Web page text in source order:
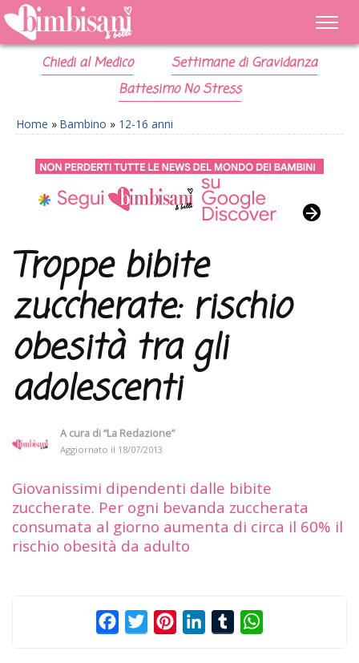
Chiedi al Medico
Settimane di Gravidanza
Battesimo No Stress
Home » Bambino » 12-16 anni
Troppe bibite
zuccherate: rischio
obesità tra gli
adolescenti
A cura di“La Redazione”
Aggiornato il 18/07/2013
Giovanissimi dipendenti dalle bibite
zuccherate. Per ogni bevanda zuccherata
consumata al giorno aumenta di circa il 60% il
rischio obesità da adulto
FacebookTwitterPinterestLinkedInTumblr